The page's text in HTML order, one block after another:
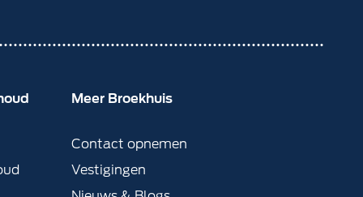
Meer Broekhuis
Contact opnemen
Vestigingen